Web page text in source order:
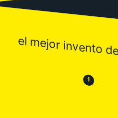
el mejor invento
😒 1 😂